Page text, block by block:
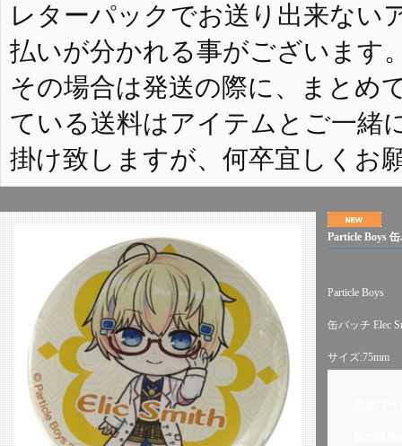
レターパックでお送り出来ない
払いが分かれる事がございます
その場合は発送の際に、まとめ
ている送料はアイテムとご一緒
掛け致しますが、何卒宜しくお
Particle Boys
Particle Boys
缶バッチ Elec
サイズ:75mm